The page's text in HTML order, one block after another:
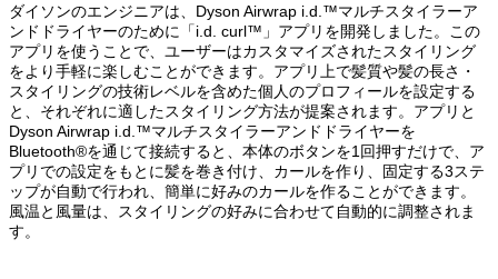
ダイソンのエンジニアは、Dyson Airwrap i.d.™マルチスタイラーア
ンドドライヤーのために「i.d. curl™」アプリを開発しました。この
アプリを使うことで、ユーザーはカスタマイズされたスタイリング
をより手軽に楽しむことができます。アプリ上で髪質や髪の長さ・
スタイリングの技術レベルを含めた個人のプロフィールを設定する
と、それぞれに適したスタイリング方法が提案されます。アプリと
Dyson Airwrap i.d.™マルチスタイラーアンドドライヤーを
Bluetooth®を通じて接続すると、本体のボタンを1回押すだけで、ア
プリでの設定をもとに髪を巻き付け、カールを作り、固定する3ステ
ップが自動で行われ、簡単に好みのカールを作ることができます。
風温と風量は、スタイリングの好みに合わせて自動的に調整されま
す。